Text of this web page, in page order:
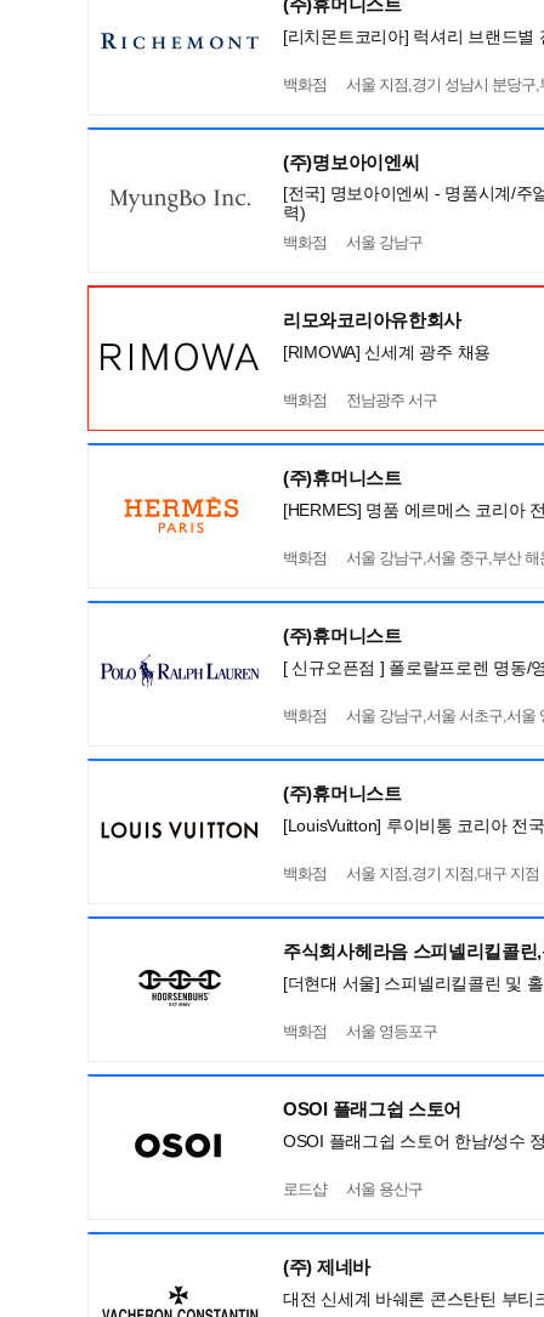
(주)휴머니스트
[리치몬트코리아] 럭셔리 브랜드별
백화점 서울 지점,경기 성남시 분당구
(주)명보아이엔씨
[전국] 명보아이엔씨 - 명품시계/주
력)
백화점 서울 강남구
리모와코리아유한회사
[RIMOWA] 신세계 광주 채용
백화점 전남광주 서구
(주)휴머니스트
[HERMES] 명품 에르메스 코리아
백화점 서울 강남구,서울 중구,부산 해
(주)휴머니스트
[ 신규오픈점 ] 폴로랄프로렌 명동/
백화점 서울 강남구,서울 서초구,서울
(주)휴머니스트
[LouisVuitton] 루이비통 코리아 전
백화점 서울 지점,경기 지점,대구 지점
주식회사헤라음 스피넬리킬콜린
[더현대 서울] 스피넬리킬콜린 및
백화점 서울 영등포구
OSOI 플래그쉽 스토어
OSOI 플래그쉽 스토어 한남/성수
로드샵 서울 용산구
(주) 제네바
대전 신세계 바쉐론 콘스탄틴 부티